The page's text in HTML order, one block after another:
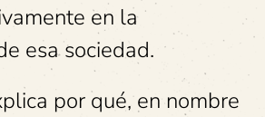
en la
esa sociedad.
por qué, en nombre